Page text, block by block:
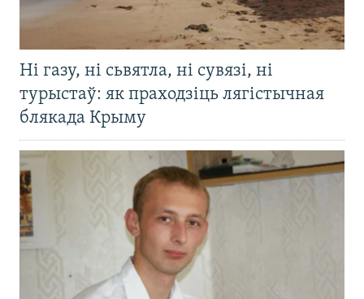
Ні газу, ні сьвятла, ні сувязі, ні
турыстаў: як праходзіць лягістычная
блякада Крыму